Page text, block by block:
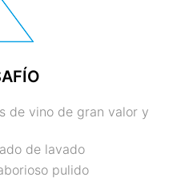
de vino de gran valor y
de lavado
pulido